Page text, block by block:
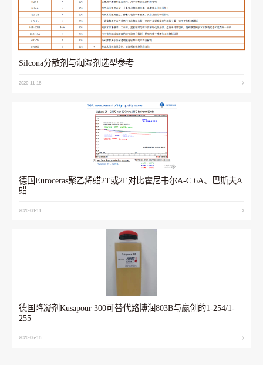
Silcona分散剂与润湿剂选型参考
2020-11-18
德国Euroceras聚乙烯蜡2T或2E对比霍尼韦尔A-C 6A、巴斯夫A
蜡
2020-08-11
德国降凝剂Kusapour 300可替代路博润803B与赢创的1-254/1-
255
2020-06-18